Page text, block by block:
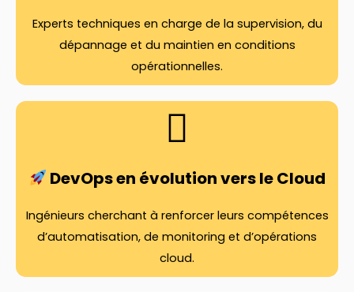
Experts techniques en charge de la supervision, du
dépannage et du maintien en conditions
opérationnelles.
DevOps en évolution vers le Cloud
Ingénieurs cherchant à renforcer leurs compétences
d’automatisation, de monitoring et d’opérations
cloud.